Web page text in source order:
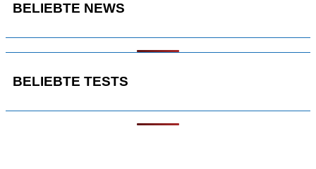
BELIEBTE NEWS
BELIEBTE TESTS